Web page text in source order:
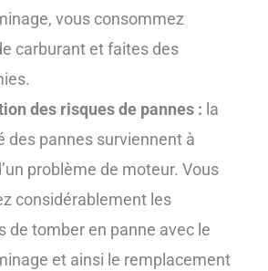
vous consommez
carburant et faites des
des risques de pannes : la
des pannes surviennent à
problème de moteur. Vous
considérablement les
de tomber en panne avec le
et ainsi le remplacement